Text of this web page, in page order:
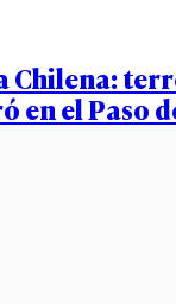
Chilena:
en el Paso